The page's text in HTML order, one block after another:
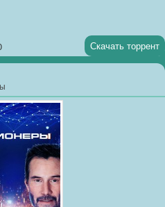
Скачать торрент